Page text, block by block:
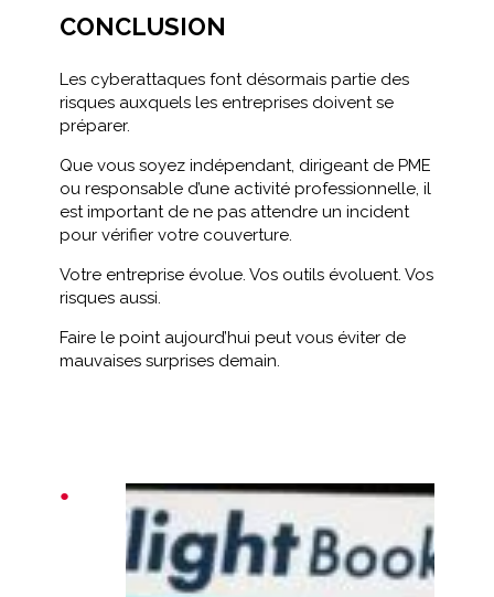
CONCLUSION
Les cyberattaques font désormais partie des
risques auxquels les entreprises doivent se
préparer.
Que vous soyez indépendant, dirigeant de PME
ou responsable d’une activité professionnelle, il
est important de ne pas attendre un incident
pour vérifier votre couverture.
Votre entreprise évolue. Vos outils évoluent. Vos
risques aussi.
Faire le point aujourd’hui peut vous éviter de
mauvaises surprises demain.